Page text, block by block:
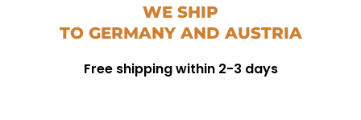
WE SHIP
TO GERMANY AND AUSTRIA
Free shipping within 2-3 days